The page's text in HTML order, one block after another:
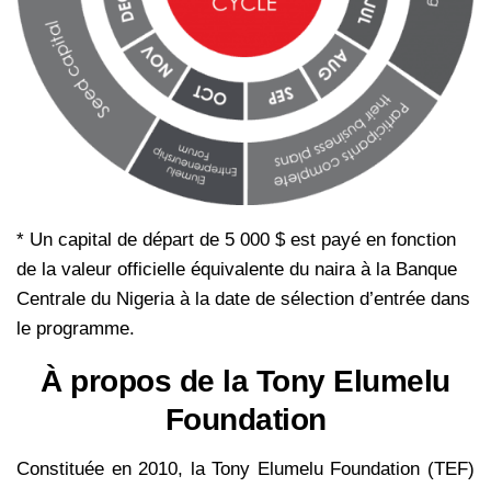
* Un capital de départ de 5 000 $ est payé en fonction
de la valeur officielle équivalente du naira à la Banque
Centrale du Nigeria à la date de sélection d’entrée dans
le programme.
À propos de la Tony Elumelu
Foundation
Constituée en 2010, la Tony Elumelu Foundation (TEF)